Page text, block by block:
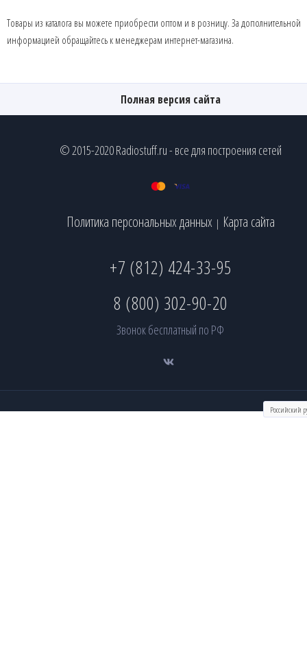
Товары из каталога вы можете приобрести оптом и в розницу. За дополнительной
информацией обращайтесь к менеджерам интернет-магазина.
Полная версия сайта
© 2015-2020 Radiostuff.ru - все для построения сетей
Политика персональных данных | Карта сайта
+7 (812) 424-33-95
8 (800) 302-90-20
Звонок бесплатный по РФ